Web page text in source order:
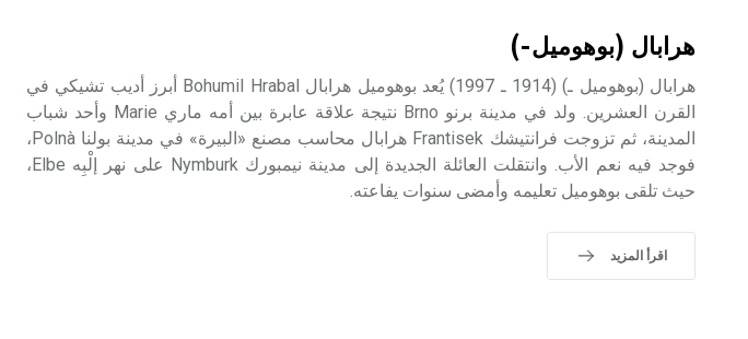
الإنكليزية أب
- هل تعلم أن أبجر Abgar اسم معروف
هرابال (بوهوميل-)
هرابال (بوهوميل ـ) (1914 ـ 1997) يُعد بوهوميل هرابال Bohumil Hrabal أبرز أديب تشيكي في
القرن العشرين. ولد في مدينة برنو Brno نتيجة علاقة عابرة بين أمه ماري Marie وأحد شباب
المدينة، ثم تزوجت فرانتيشك Frantisek هرابال محاسب مصنع «البيرة» في مدينة بولنا Polnà،
فوجد فيه نعم الأب. وانتقلت العائلة الجديدة إلى مدينة نيمبورك Nymburk على نهر إلْبِه Elbe،
حيث تلقى بوهوميل تعليمه وأمضى سنوات يفاعته.
اقرأ المزيد